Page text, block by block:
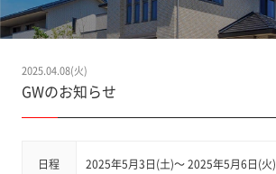
2025.04.08(火)
GWのお知らせ
日程 2025年5月3日(土)～ 2025年5月6日(火)